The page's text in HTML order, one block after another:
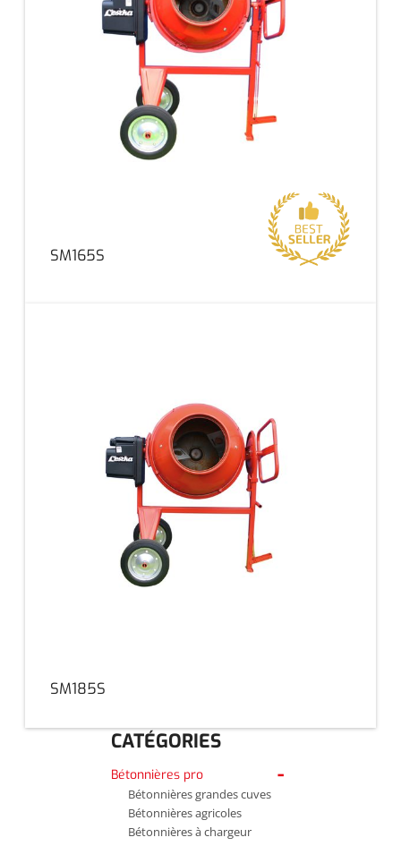
SM165S
SM185S
CATÉGORIES
Bétonnières pro
Bétonnières grandes cuves
Bétonnières agricoles
Bétonnières à chargeur